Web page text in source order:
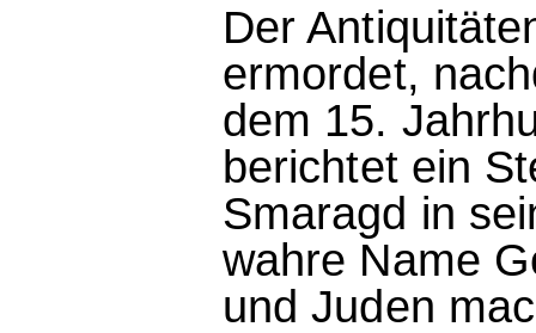
Der
ermordet,
dem 15.
berichtet ein
Smaragd in
wahre Name
und Juden